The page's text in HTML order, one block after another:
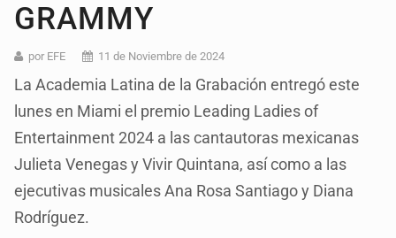
GRAMMY
por EFE 11 de Noviembre de 2024
La Academia Latina de la Grabación entregó este
lunes en Miami el premio Leading Ladies of
Entertainment 2024 a las cantautoras mexicanas
Julieta Venegas y Vivir Quintana, así como a las
ejecutivas musicales Ana Rosa Santiago y Diana
Rodríguez.